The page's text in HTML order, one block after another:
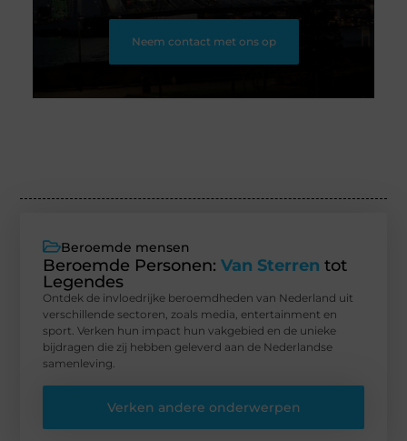
Neem contact met ons op
Beroemde mensen
Beroemde Personen:Van Sterren tot
Legendes
Ontdek de invloedrijke beroemdheden van Nederland uit
verschillende sectoren, zoals media, entertainment en
sport. Verken hun impact hun vakgebied en de unieke
bijdragen die zij hebben geleverd aan de Nederlandse
samenleving.
Verken andere onderwerpen